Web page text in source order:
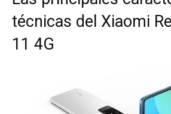
técnicas del Xiaomi
11 4G